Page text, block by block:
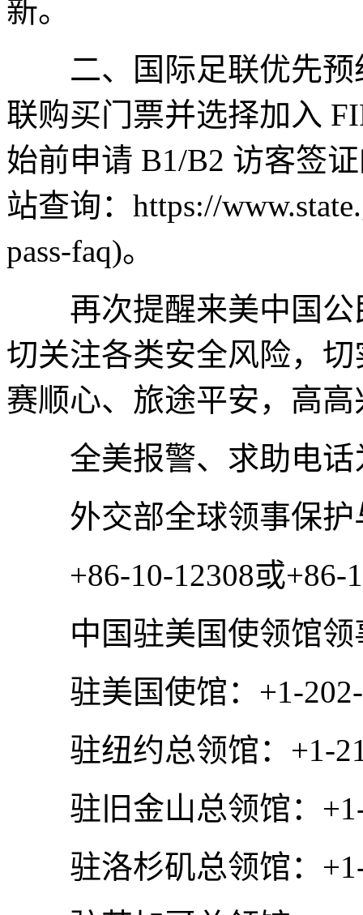
新。
二、国际足联优先预
联购买门票并选择加入
始前申请 B1/B2 访客签
站查询：https://
pass-faq)。
再次提醒来美中国公
切关注各类安全风险，
赛顺心、旅途平安，高
全美报警、求助电话
外交部全球领事保护
+86-10-12308或+86-
中国驻美国使领馆领
驻美国使馆：+1-202-
驻纽约总领馆：+1-
驻旧金山总领馆：+1-
驻洛杉矶总领馆：+1-